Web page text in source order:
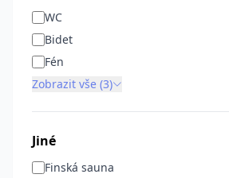
WC
Bidet
Fén
Zobrazit vše (3)
Jiné
Finská sauna